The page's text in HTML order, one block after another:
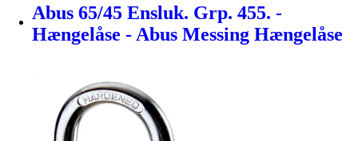
Abus 65/45 Ensluk. Grp. 455. -
Hængelåse - Abus Messing Hængelåse